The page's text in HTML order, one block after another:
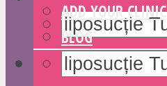
ADD YOUR CLINIC
BLOG